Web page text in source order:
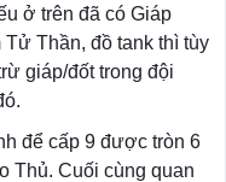
ở trên đã có Giáp
Thần, đồ tank thì tùy
giáp/đốt trong đội
để cấp 9 được tròn 6
Thủ. Cuối cùng quan